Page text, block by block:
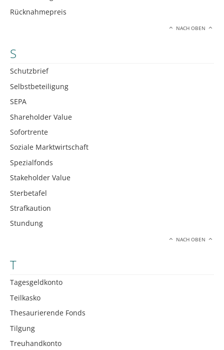
Rücknahmepreis
NACH OBEN
S
Schutzbrief
Selbstbeteiligung
SEPA
Shareholder Value
Sofortrente
Soziale Marktwirtschaft
Spezialfonds
Stakeholder Value
Sterbetafel
Strafkaution
Stundung
NACH OBEN
T
Tagesgeldkonto
Teilkasko
Thesaurierende Fonds
Tilgung
Treuhandkonto